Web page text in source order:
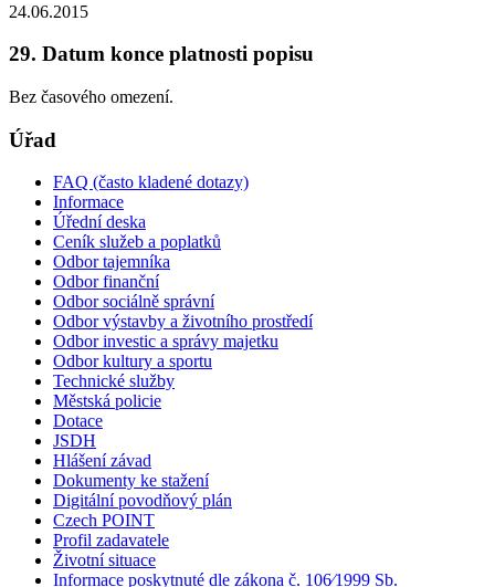
24.06.2015
29. Datum konce platnosti popisu
Bez časového omezení.
Úřad
FAQ (často kladené dotazy)
Informace
Úřední deska
Ceník služeb a poplatků
Odbor tajemníka
Odbor finanční
Odbor sociálně správní
Odbor výstavby a životního prostředí
Odbor investic a správy majetku
Odbor kultury a sportu
Technické služby
Městská policie
Dotace
JSDH
Hlášení závad
Dokumenty ke stažení
Digitální povodňový plán
Czech POINT
Profil zadavatele
Životní situace
Informace poskytnuté dle zákona č. 106⁄1999 Sb.